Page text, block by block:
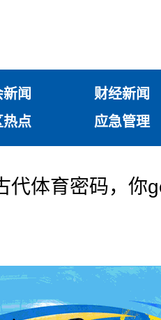
闻 财经新闻
热点 应急管理
体育密码，你